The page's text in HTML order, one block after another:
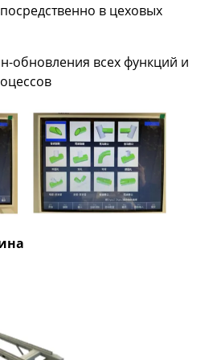
в цеховых
обновления всех функций и